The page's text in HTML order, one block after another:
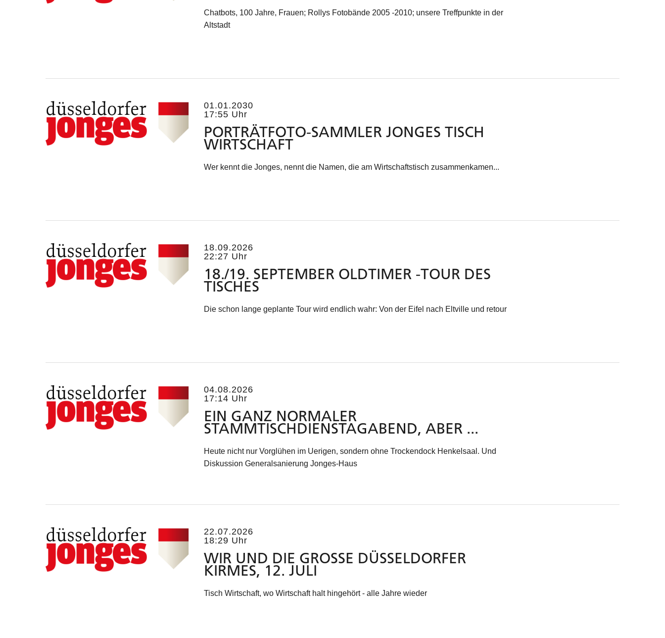
Chatbots, 100 Jahre, Frauen; Rollys Fotobände 2005 -2010; unsere Treffpunkte in der
Altstadt
01.01.2030
17:55 Uhr
PORTRÄTFOTO-SAMMLER JONGES TISCH
WIRTSCHAFT
Wer kennt die Jonges, nennt die Namen, die am Wirtschaftstisch zusammenkamen...
18.09.2026
22:27 Uhr
18./19. SEPTEMBER OLDTIMER -TOUR DES
TISCHES
Die schon lange geplante Tour wird endlich wahr: Von der Eifel nach Eltville und retour
04.08.2026
17:14 Uhr
EIN GANZ NORMALER
STAMMTISCHDIENSTAGABEND, ABER ...
Heute nicht nur Vorglühen im Uerigen, sondern ohne Trockendock Henkelsaal. Und
Diskussion Generalsanierung Jonges-Haus
22.07.2026
18:29 Uhr
WIR UND DIE GROSSE DÜSSELDORFER K
IRMES, 12. JULI
Tisch Wirtschaft, wo Wirtschaft halt hingehört - alle Jahre wieder